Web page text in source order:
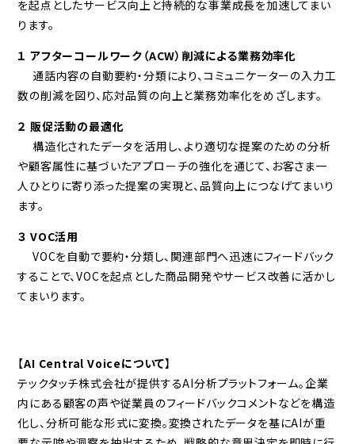
を起点としたサービス向上と持続的な事業成長を加速してまい
ります。
１ アフターコールワーク（ACW）削減による業務効率化
通話内容の自動要約・分類により、コミュニケーターの入力工
数の削減を図り、応対品質の向上と業務効率化をめざします。
２ 販促活動の最適化
構造化されたデータを活用し、より適切な提案のための分析
や顧客属性に基づいたアプローチの強化を通じて、お客さま一
人ひとりに寄り添った提案の実現と、品質向上につなげてまいり
ます。
３ VOC活用
VOCを自動で要約・分類し、関連部門へ迅速にフィードバック
することで、VOCを起点とした商品開発やサービス改善に活かし
てまいります。
【AI Central Voiceについて】
テックタッチ株式会社が提供するAI分析プラットフォーム。企業
内にある顧客の声や従業員のフィードバックコメントなどを構造
化し、分析可能な形式に変換。変換されたデータを基にAIが重